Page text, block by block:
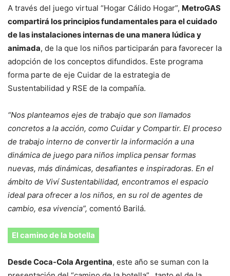
A través del juego virtual “Hogar Cálido Hogar”, MetroGAS
compartirá los principios fundamentales para el cuidado
de las instalaciones internas de una manera lúdica y
animada, de la que los niños participarán para favorecer la
adopción de los conceptos difundidos. Este programa
forma parte de eje Cuidar de la estrategia de
Sustentabilidad y RSE de la compañía.
“Nos planteamos ejes de trabajo que son llamados
concretos a la acción, como Cuidar y Compartir. El proceso
de trabajo interno de convertir la información a una
dinámica de juego para niños implica pensar formas
nuevas, más dinámicas, desafiantes e inspiradoras. En el
ámbito de Viví Sustentabilidad, encontramos el espacio
ideal para ofrecer a los niños, en su rol de agentes de
cambio, esa vivencia”, comentó Barilá.
El camino de la botella
Desde Coca-Cola Argentina, este año se suman con la